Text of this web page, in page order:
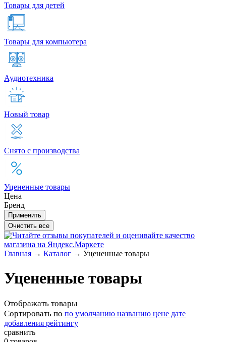
Товары для детей
Товары для компьютера
Аудиотехника
Новый товар
Снято с производства
Уцененные товары
Цена
Бренд
Главная → Каталог → Уцененные товары
Уцененные товары
Отображать товары
Сортировать по по умолчанию названию цене дате
добавления рейтингу
сравнить